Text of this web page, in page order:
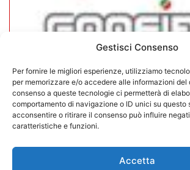
Gestisci Consenso
Per fornire le migliori esperienze, utilizziamo
per memorizzare e/o accedere alle informazioni del
consenso a queste tecnologie ci permetterà di
comportamento di navigazione o ID unici su questo
acconsentire o ritirare il consenso può influire
caratteristiche e funzioni.
Accetta
CONFIDA Servizi srl
nuovo Consiglio di